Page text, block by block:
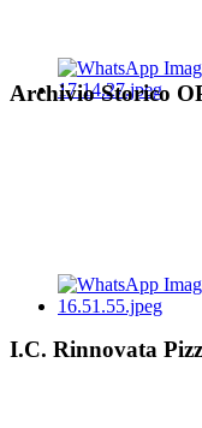
Archivio Storico
I.C. Rinnovata